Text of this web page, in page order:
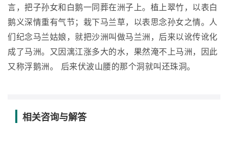
言，把子孙女和白鹅一同葬在洲子上。植上翠竹，以表白
鹅义深情重有气节；栽下马兰草，以表思念孙女之情。人
们纪念马兰姑娘，就把沙洲叫做马兰洲，后来以讹传讹化
成了马洲。又因漓江涨多大的水，果然淹不上马洲，因此
又称浮鹅洲。 后来伏波山腰的那个洞就叫还珠洞。
相关咨询与解答